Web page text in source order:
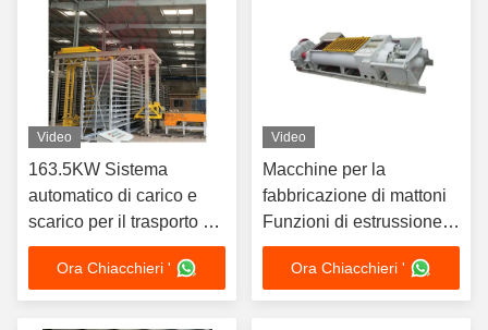
Video
163.5KW Sistema
automatico di carico e
scarico per il trasporto di
mattoni
Ora Chiacchieri '
Video
Macchine per la
fabbricazione di mattoni
Funzioni di estrussione e
magliazione efficienti
Estrusore di
miscelazione a doppio
Ora Chiacchieri '